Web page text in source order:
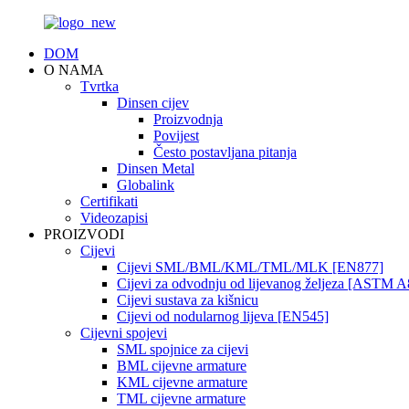
DOM
O NAMA
Tvrtka
Dinsen cijev
Proizvodnja
Povijest
Često postavljana pitanja
Dinsen Metal
Globalink
Certifikati
Videozapisi
PROIZVODI
Cijevi
Cijevi SML/BML/KML/TML/MLK [EN877]
Cijevi za odvodnju od lijevanog željeza [ASTM
Cijevi sustava za kišnicu
Cijevi od nodularnog lijeva [EN545]
Cijevni spojevi
SML spojnice za cijevi
BML cijevne armature
KML cijevne armature
TML cijevne armature